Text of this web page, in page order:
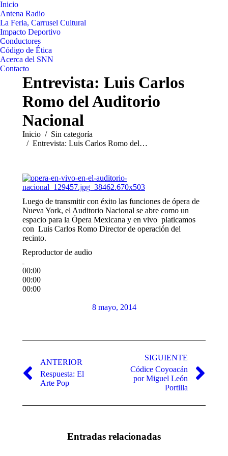
Inicio
Antena Radio
La Feria, Carrusel Cultural
Impacto Deportivo
Conductores
Código de Ética
Acerca del SNN
Contacto
Entrevista: Luis Carlos
Romo del Auditorio
Nacional
Estás aquí:
Inicio
Sin categoría
Entrevista: Luis Carlos Romo del…
Luego de transmitir con éxito las funciones de ópera de
Nueva York, el Auditorio Nacional se abre como un
espacio para la Ópera Mexicana y en vivo platicamos
con Luis Carlos Romo Director de operación del
recinto.
Reproductor de audio
00:00
00:00
00:00
8 mayo, 2014
entre
publicaciones
ANTERIOR
Publicación
anterior:
Respuesta: El
Arte Pop
SIGUIENTE
Publicación
siguiente:
Códice Coyoacán
por Miguel León
Portilla
Entradas relacionadas